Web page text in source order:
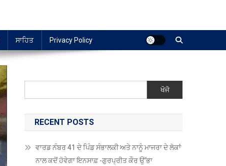
ਸਾਹਿਤ Privacy Policy
ਖੋਜੋ
RECENT POSTS
ਵਾਰਡ ਨੰਬਰ 41 ਦੇ ਪਿੰਡ ਸੰਭਾਲਕੀ ਅਤੇ ਨਾਨੂੰ ਮਾਜਰਾ ਦੇ ਲੋਕਾਂ
ਨਾਲ ਕਦੋਂ ਹੋਵੇਗਾ ਇਨਸਾਫ਼ -ਗੁਰਪ੍ਰੀਤ ਕੌਰ ਉੱਭਾ